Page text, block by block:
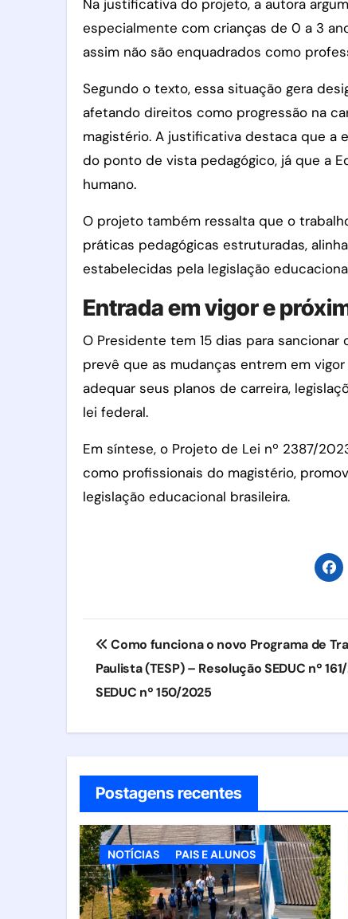
Na justificativa do projeto, a autora
especialmente com crianças de 0 a 3
assim não são enquadrados como
Segundo o texto, essa situação gera
afetando direitos como progressão na
magistério. A justificativa destaca que a
do ponto de vista pedagógico, já que a
humano.
O projeto também ressalta que o
práticas pedagógicas estruturadas,
estabelecidas pela legislação
Entrada em vigor e
O Presidente tem 15 dias para
prevê que as mudanças entrem em
adequar seus planos de carreira,
lei federal.
Em síntese, o Projeto de Lei nº 2387/
como profissionais do magistério,
legislação educacional brasileira.
Navegação
de
Post
Como funciona o novo Programa de
Paulista (TESP) – Resolução SEDUC nº
SEDUC nº 150/2025
Postagens recentes
NOTÍCIAS PAIS E ALUNOS